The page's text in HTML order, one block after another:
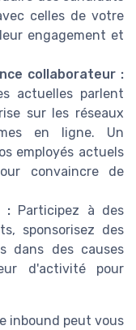
celles de votre
engagement et
collaborateur :
actuelles parlent
sur les réseaux
en ligne. Un
employés actuels
convaincre de
: Participez à des
sponsorisez des
dans des causes
d'activité pour
inbound peut vous